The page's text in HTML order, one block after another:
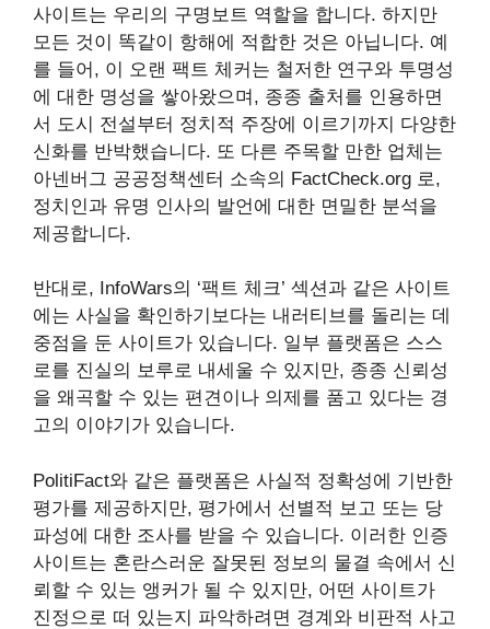
사이트는 우리의 구명보트 역할을 합니다. 하지만
모든 것이 똑같이 항해에 적합한 것은 아닙니다. 예
를 들어, 이 오랜 팩트 체커는 철저한 연구와 투명성
에 대한 명성을 쌓아왔으며, 종종 출처를 인용하면
서 도시 전설부터 정치적 주장에 이르기까지 다양한
신화를 반박했습니다. 또 다른 주목할 만한 업체는
아넨버그 공공정책센터 소속의 FactCheck.org 로,
정치인과 유명 인사의 발언에 대한 면밀한 분석을
제공합니다.
반대로, InfoWars의 ‘팩트 체크’ 섹션과 같은 사이트
에는 사실을 확인하기보다는 내러티브를 돌리는 데
중점을 둔 사이트가 있습니다. 일부 플랫폼은 스스
로를 진실의 보루로 내세울 수 있지만, 종종 신뢰성
을 왜곡할 수 있는 편견이나 의제를 품고 있다는 경
고의 이야기가 있습니다.
PolitiFact와 같은 플랫폼은 사실적 정확성에 기반한
평가를 제공하지만, 평가에서 선별적 보고 또는 당
파성에 대한 조사를 받을 수 있습니다. 이러한 인증
사이트는 혼란스러운 잘못된 정보의 물결 속에서 신
뢰할 수 있는 앵커가 될 수 있지만, 어떤 사이트가
진정으로 떠 있는지 파악하려면 경계와 비판적 사고